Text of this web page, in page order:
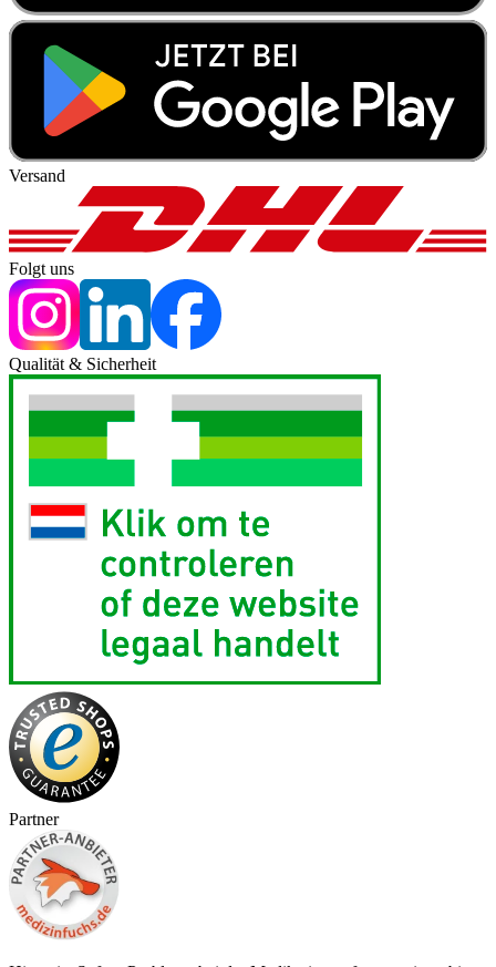
Versand
Folgt uns
Qualität & Sicherheit
Partner